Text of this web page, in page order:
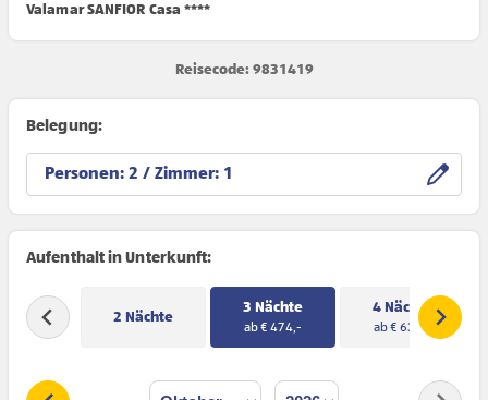
Valamar SANFIOR Casa ****
Reisecode: 9831419
Belegung:
Personen: / Zimmer:
Aufenthalt in Unterkunft:
2 Nächte
3 Nächte
ab € 474,-
4 Nächte
ab € 630,-